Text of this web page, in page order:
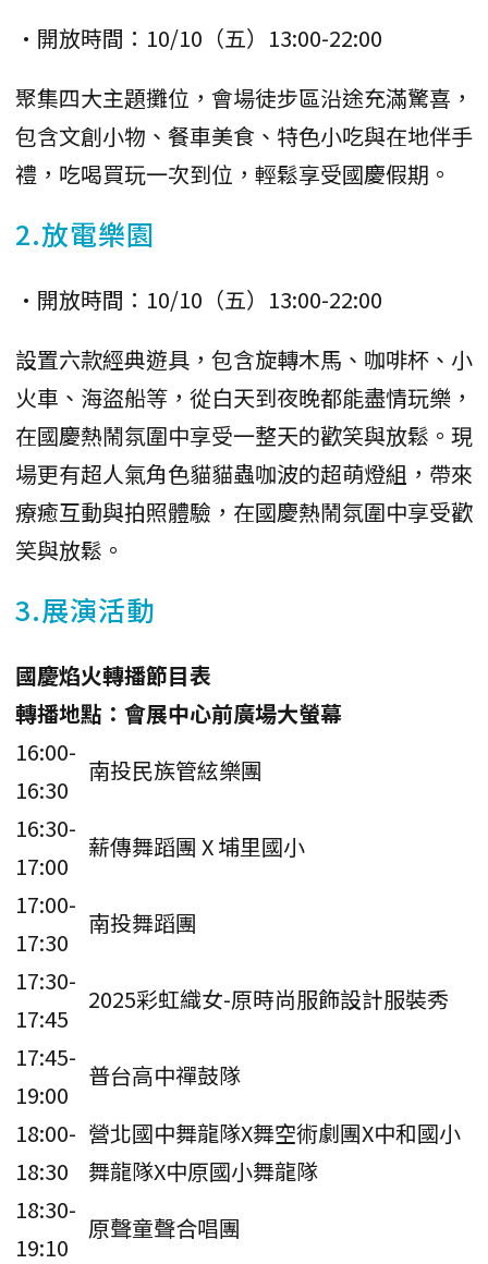
•開放時間：10/10（五）13:00-22:00
聚集四大主題攤位，會場徒步區沿途充滿驚喜，
包含文創小物、餐車美食、特色小吃與在地伴手
禮，吃喝買玩一次到位，輕鬆享受國慶假期。
2.放電樂園
•開放時間：10/10（五）13:00-22:00
設置六款經典遊具，包含旋轉木馬、咖啡杯、小
火車、海盜船等，從白天到夜晚都能盡情玩樂，
在國慶熱鬧氛圍中享受一整天的歡笑與放鬆。現
場更有超人氣角色貓貓蟲咖波的超萌燈組，帶來
療癒互動與拍照體驗，在國慶熱鬧氛圍中享受歡
笑與放鬆。
3.展演活動
國慶焰火轉播節目表
轉播地點：會展中心前廣場大螢幕
16:00-
16:30
南投民族管絃樂團
16:30-
17:00
薪傳舞蹈團 X 埔里國小
17:00-
17:30
南投舞蹈團
17:30-
17:45
2025彩虹織女-原時尚服飾設計服裝秀
17:45-
19:00
普台高中禪鼓隊
18:00-
18:30
營北國中舞龍隊X舞空術劇團X中和國小
舞龍隊X中原國小舞龍隊
18:30-
19:10
原聲童聲合唱團